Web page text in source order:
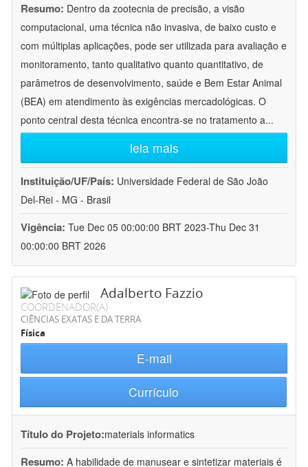
Resumo: Dentro da zootecnia de precisão, a visão
computacional, uma técnica não invasiva, de baixo custo e
com múltiplas aplicações, pode ser utilizada para avaliação e
monitoramento, tanto qualitativo quanto quantitativo, de
parâmetros de desenvolvimento, saúde e Bem Estar Animal
(BEA) em atendimento às exigências mercadológicas. O
ponto central desta técnica encontra-se no tratamento a...
leia mais
Instituição/UF/País: Universidade Federal de São João
Del-Rei - MG - Brasil
Vigência: Tue Dec 05 00:00:00 BRT 2023-Thu Dec 31
00:00:00 BRT 2026
Adalberto Fazzio
COORDENADOR(A)
CIÊNCIAS EXATAS E DA TERRA
Física
E-mail
Currículo
Título do Projeto:materials informatics
Resumo: A habilidade de manusear e sintetizar materiais é